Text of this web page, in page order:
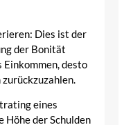
Dies ist der
der Bonität
Einkommen, desto
zurückzuzahlen.
eines
Höhe der Schulden